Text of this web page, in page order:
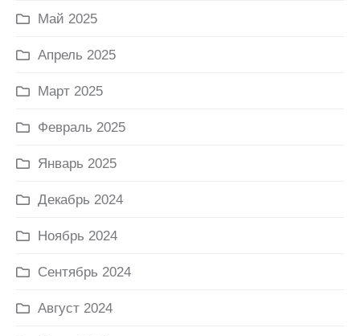
Май 2025
Апрель 2025
Март 2025
Февраль 2025
Январь 2025
Декабрь 2024
Ноябрь 2024
Сентябрь 2024
Август 2024